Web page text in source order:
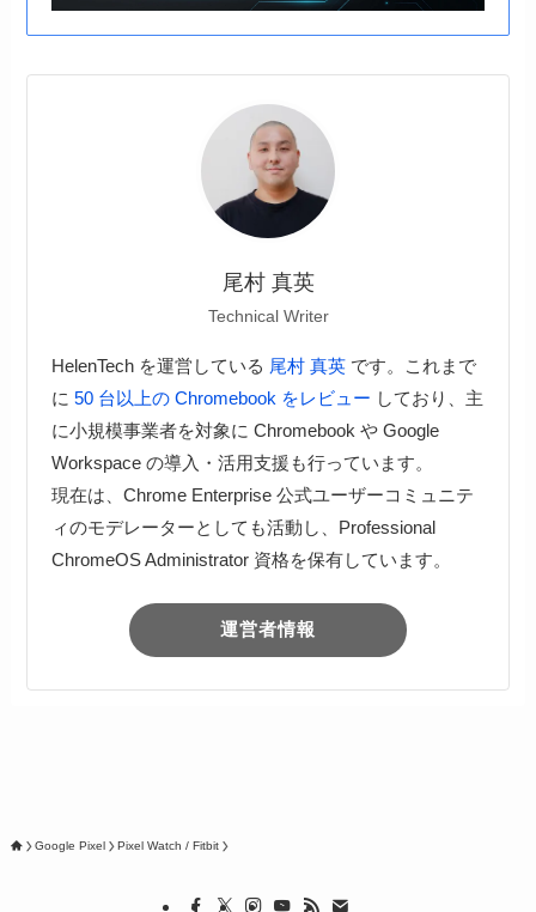
尾村 真英
Technical Writer
HelenTech を運営している 尾村 真英です。これまで
に 50 台以上の Chromebook をレビュー しており、主
に小規模事業者を対象に Chromebook や Google
Workspace の導入・活用支援も行っています。
現在は、Chrome Enterprise 公式ユーザーコミュニテ
ィのモデレーターとしても活動し、Professional
ChromeOS Administrator 資格を保有しています。
運営者情報
Google Pixel Pixel Watch / Fitbit